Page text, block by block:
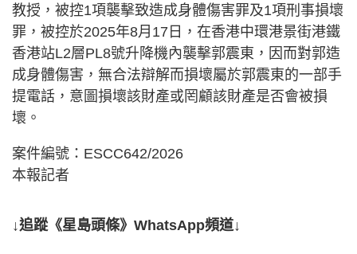
教授，被控1項襲擊致造成身體傷害罪及1項刑事損壞
罪，被控於2025年8月17日，在香港中環港景街港鐵
香港站L2層PL8號升降機內襲擊郭震東，因而對郭造
成身體傷害，無合法辯解而損壞屬於郭震東的一部手
提電話，意圖損壞該財產或罔顧該財產是否會被損
壞。
案件編號：ESCC642/2026
本報記者
↓追蹤《星島頭條》WhatsApp頻道↓